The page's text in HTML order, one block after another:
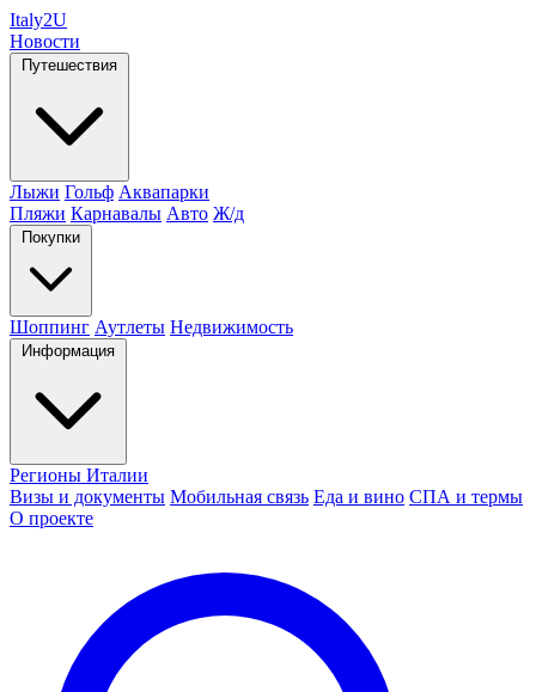
Italy2U
Новости
Путешествия
Лыжи Гольф Аквапарки
Пляжи Карнавалы Авто Ж/д
Покупки
Шоппинг Аутлеты Недвижимость
Информация
Регионы Италии
Визы и документы Мобильная связь Еда и вино СПА и термы
О проекте